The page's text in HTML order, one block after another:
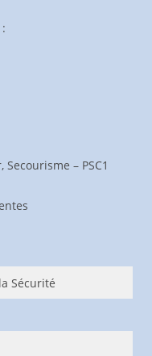
– PSC1
Sécurité